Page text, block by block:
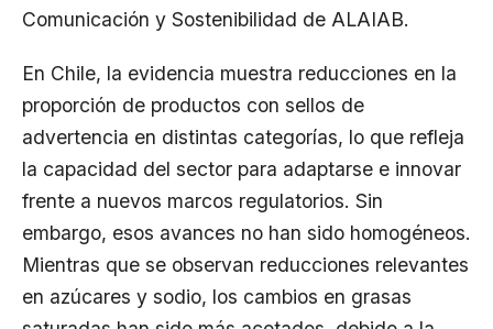
Comunicación y Sostenibilidad de ALAIAB.
En Chile, la evidencia muestra reducciones en la
proporción de productos con sellos de
advertencia en distintas categorías, lo que refleja
la capacidad del sector para adaptarse e innovar
frente a nuevos marcos regulatorios. Sin
embargo, esos avances no han sido homogéneos.
Mientras que se observan reducciones relevantes
en azúcares y sodio, los cambios en grasas